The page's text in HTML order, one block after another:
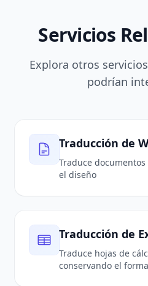
Servicios
Explora otros
podrían
Traducción de
Traduce
el diseño
Traducción de
Traduce hojas de
conservando el